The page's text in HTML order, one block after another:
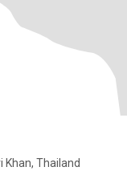
Khan, Thailand